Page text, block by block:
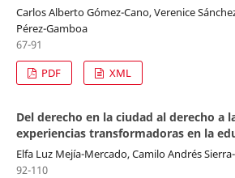
Carlos Alberto Gómez-Cano, Verenice
Pérez-Gamboa
67-91
PDF
XML
Del derecho en la ciudad al derecho a
experiencias transformadoras en la
Elfa Luz Mejía-Mercado, Camilo Andrés
92-110